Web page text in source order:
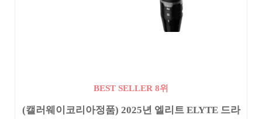
BEST SELLER 8위
(캘러웨이코리아정품) 2025년 엘리트 ELYTE 드라